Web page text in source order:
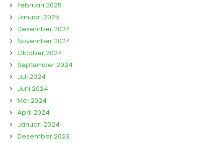
Februari 2025
Januari 2025
Desember 2024
November 2024
Oktober 2024
September 2024
Juli 2024
Juni 2024
Mei 2024
April 2024
Januari 2024
Desember 2023